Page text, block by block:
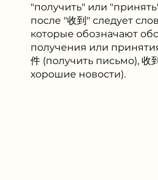
"получить" или
после "收到" следует
которые обозначают
получения или
件 (получить письмо), 收
хорошие новости).